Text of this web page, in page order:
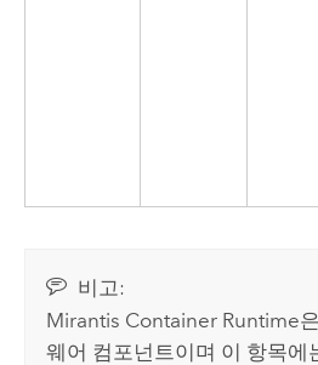
비고:
Mirantis Container Runtime
웨어 컴포넌트이며 이 항목에